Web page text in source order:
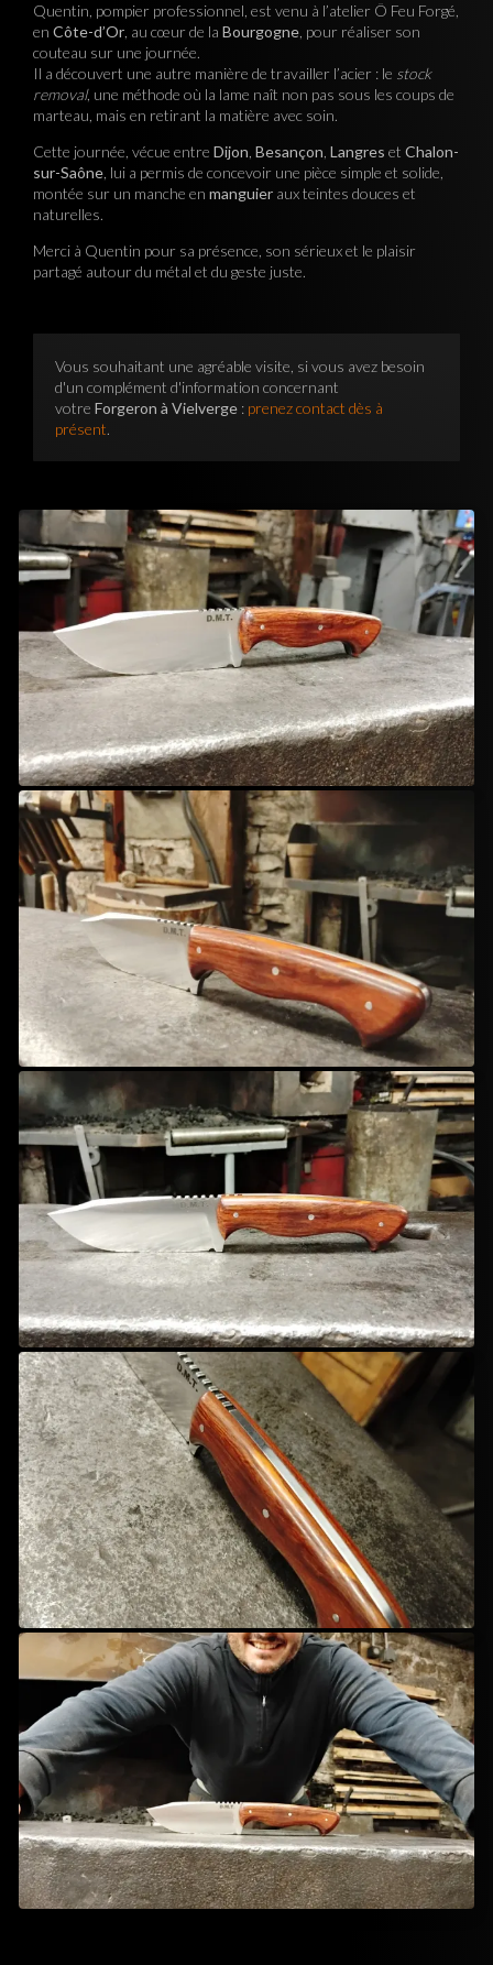
Quentin, pompier professionnel, est venu à l’atelier Ô Feu Forgé,
en Côte-d’Or , au cœur de la Bourgogne , pour réaliser son
couteau sur une journée.
Il a découvert une autre manière de travailler l’acier : le stock
removal, une méthode où la lame naît non pas sous les coups de
marteau, mais en retirant la matière avec soin.
Cette journée, vécue entre Dijon Besançon Langres et Chalon-
sur-Saône , lui a permis de concevoir une pièce simple et solide,
montée sur un manche en manguier aux teintes douces et
naturelles.
Merci à Quentin pour sa présence, son sérieux et le plaisir
partagé autour du métal et du geste juste.
Vous souhaitant une agréable visite, si vous avez besoin
d'un complément d'information concernant
votre Forgeron à Vielverge : prenez contact dès à
présent.